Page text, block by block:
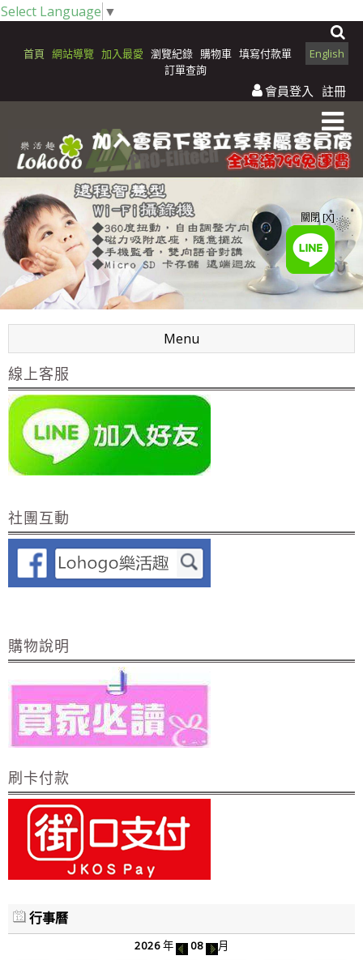
Select Language ▼
首頁 網站導覽 加入最愛 English
瀏覽紀錄 購物車 填寫付款單
訂單查詢
會員登入 註冊
Menu
線上客服
社團互動
購物說明
刷卡付款
行事曆
2026年 08
月
關閉 [X]